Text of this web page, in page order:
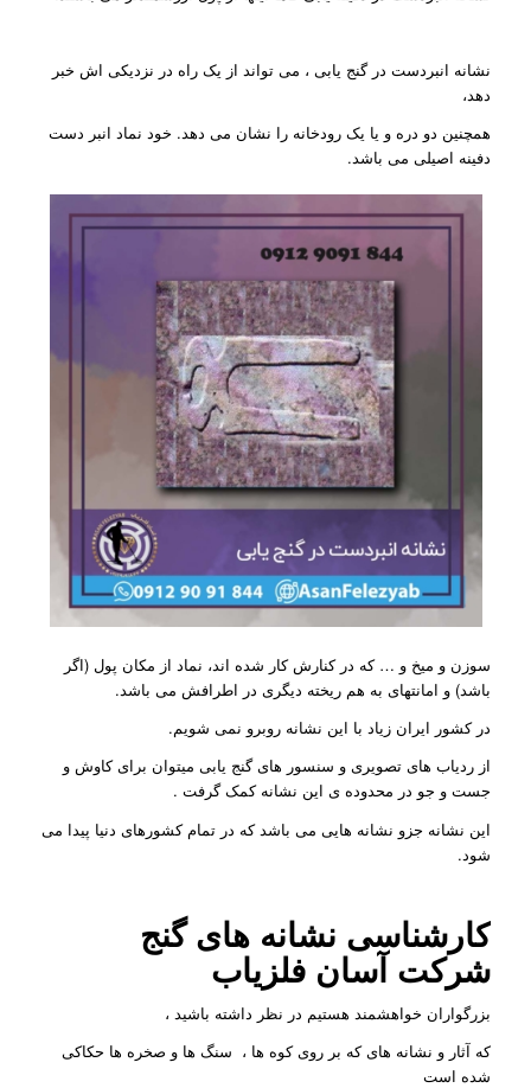
نشانه انبردست در گنج یابی ، می تواند از یک راه در نزدیکی اش خبر
دهد،
همچنین دو دره و یا یک رودخانه را نشان می دهد. خود نماد انبر دست
دفینه اصیلی می باشد.
سوزن و میخ و … که در کنارش کار شده اند، نماد از مکان پول (اگر
باشد) و امانتهای به هم ریخته دیگری در اطرافش می باشد.
در کشور ایران زیاد با این نشانه روبرو نمی شویم.
از ردیاب های تصویری و سنسور های گنج یابی میتوان برای کاوش و
جست و جو در محدوده ی این نشانه کمک گرفت .
این نشانه جزو نشانه هایی می باشد که در تمام کشورهای دنیا پیدا می
شود.
کارشناسی نشانه های گنج
شرکتآسان فلزیاب
بزرگواران خواهشمند هستیم در نظر داشته باشید ،
که آثار و نشانه های که بر روی کوه ها ، سنگ ها و صخره ها حکاکی
شده است